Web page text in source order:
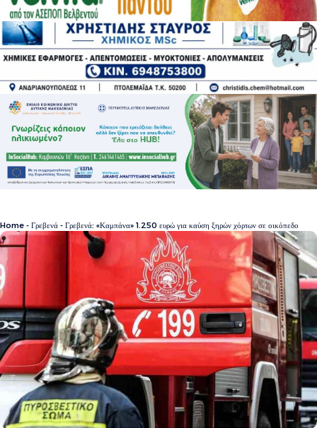
Home - Γρεβενά - Γρεβενά: «Καμπάνα» 1.250 ευρώ για καύση ξηρών χόρτων σε οικόπεδο